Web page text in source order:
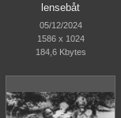
lensebåt
05/12/2024
1586 x 1024
184,6 Kbytes